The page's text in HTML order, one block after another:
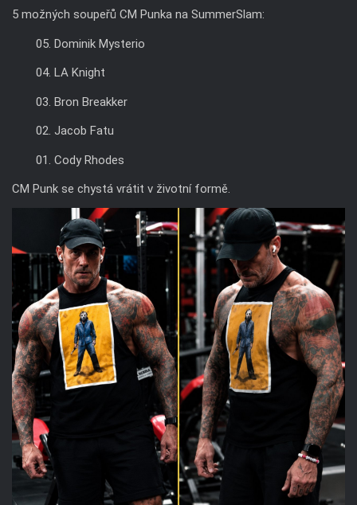
5 možných soupeřů CM Punka na SummerSlam:
05. Dominik Mysterio
04. LA Knight
03. Bron Breakker
02. Jacob Fatu
01. Cody Rhodes
CM Punk se chystá vrátit v životní formě.